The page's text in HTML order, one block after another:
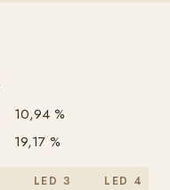
10,94 %
19,17 %
LED 3 LED 4